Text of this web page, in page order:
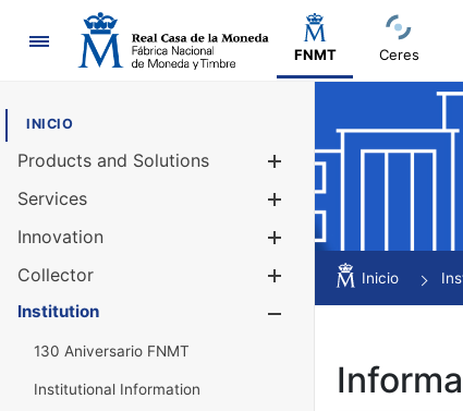
Navigation
FNMT Ceres
INICIO
Products and Solutions
Services
Innovation
Collector
Show/
Institution
130 Aniversario FNMT
Institutional Information
Inicio